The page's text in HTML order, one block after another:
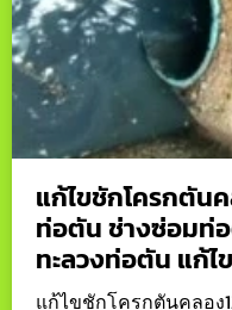
แก้ไขชักโครกตัน
ท่อตัน ช่างซ่อมท่
ทะลวงท่อตัน แก้ไ
แก้ไขชักโครกตันคลอง